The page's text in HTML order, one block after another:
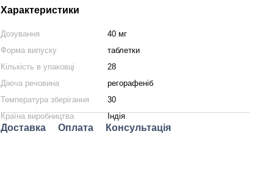
Характеристики
Дозування
40 мг
Форма випуску
таблетки
Кількість в упаковці
28
Діюча речовина
регорафеніб
Температура зберігання
30
Країна виробництва
Індія
Доставка Оплата Консультація